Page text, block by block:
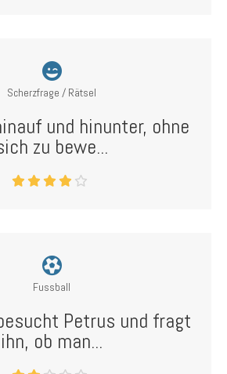
Scherzfrage / Rätsel
und hinunter, ohne
zu bewe...
Fussball
Petrus und fragt
ihn, ob man...